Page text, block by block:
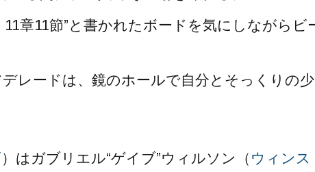
章11節”と書かれたボードを気にしながらビ
レードは、鏡のホールで自分とそっくりの少
）はガブリエル“ゲイブ”ウィルソン（ ウィンス